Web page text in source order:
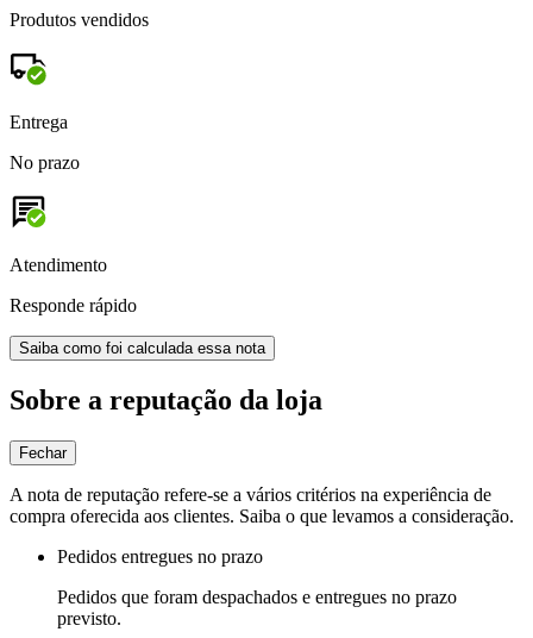
Produtos vendidos
Entrega
No prazo
Atendimento
Responde rápido
Saiba como foi calculada essa nota
Sobre a reputação da loja
Fechar
A nota de reputação refere-se a vários critérios na experiência de
compra oferecida aos clientes. Saiba o que levamos a consideração.
Pedidos entregues no prazo
Pedidos que foram despachados e entregues no prazo
previsto.